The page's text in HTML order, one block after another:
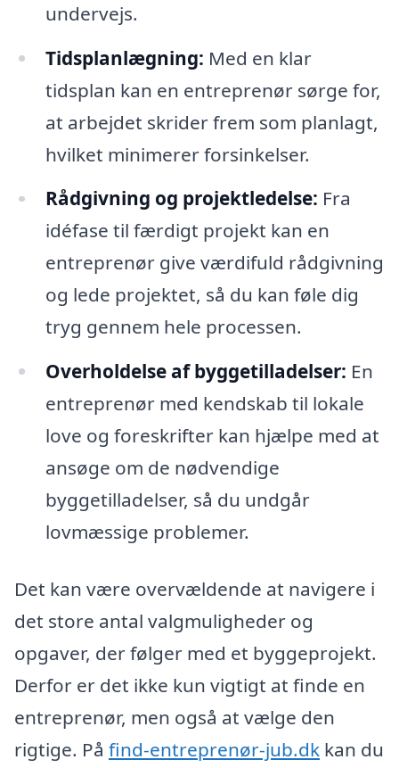
undervejs.
Tidsplanlægning: Med en klar
tidsplan kan en entreprenør sørge for,
at arbejdet skrider frem som planlagt,
hvilket minimerer forsinkelser.
Rådgivning og projektledelse: Fra
idéfase til færdigt projekt kan en
entreprenør give værdifuld rådgivning
og lede projektet, så du kan føle dig
tryg gennem hele processen.
Overholdelse af byggetilladelser: En
entreprenør med kendskab til lokale
love og foreskrifter kan hjælpe med at
ansøge om de nødvendige
byggetilladelser, så du undgår
lovmæssige problemer.
Det kan være overvældende at navigere i
det store antal valgmuligheder og
opgaver, der følger med et byggeprojekt.
Derfor er det ikke kun vigtigt at finde en
entreprenør, men også at vælge den
rigtige. På find-entreprenør-jub.dk kan du